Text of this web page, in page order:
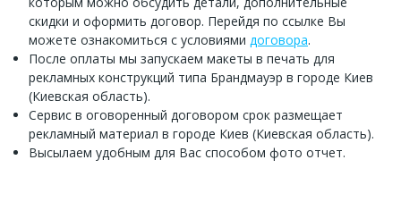
скидки и оформить договор. Перейдя по ссылке Вы
можете ознакомиться с условиями договора.
После оплаты мы запускаем макеты в печать для
рекламных конструкций типа Брандмауэр в городе Киев
(Киевская область).
Сервис в оговоренный договором срок размещает
рекламный материал в городе Киев (Киевская область).
Высылаем удобным для Вас способом фото отчет.